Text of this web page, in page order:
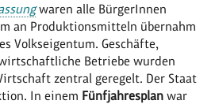
waren alle BürgerInnen
an Produktionsmitteln übernahm
Volkseigentum. Geschäfte,
Betriebe wurden
zentral geregelt. Der Staat
In einem Fünfjahresplan war